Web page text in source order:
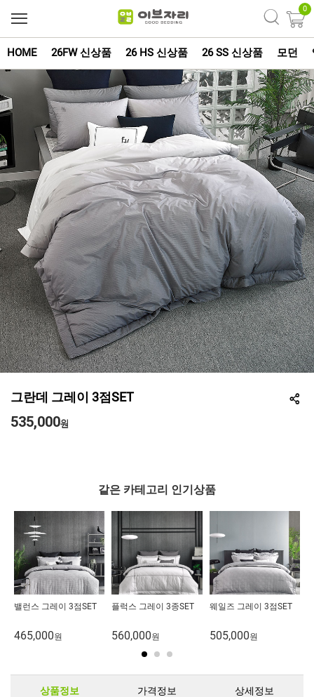
0
HOME 26FW 신상품 26 HS 신상품 26 SS 신상품 모던
그란데 그레이 3점SET
535,000원
같은 카테고리 인기상품
밸런스 그레이 3점SET
465,000원
플럭스 그레이 3종SET
560,000원
웨일즈 그레이 3점SET
505,000원
상품정보 가격정보 상세정보